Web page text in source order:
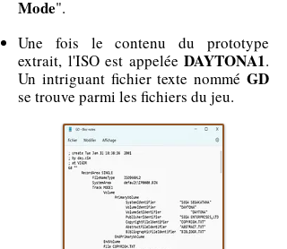
Mode".
Une fois le contenu du prototype
extrait, l'ISO est appelée DAYTONA1.
Un intriguant fichier texte nommé GD
se trouve parmi les fichiers du jeu.